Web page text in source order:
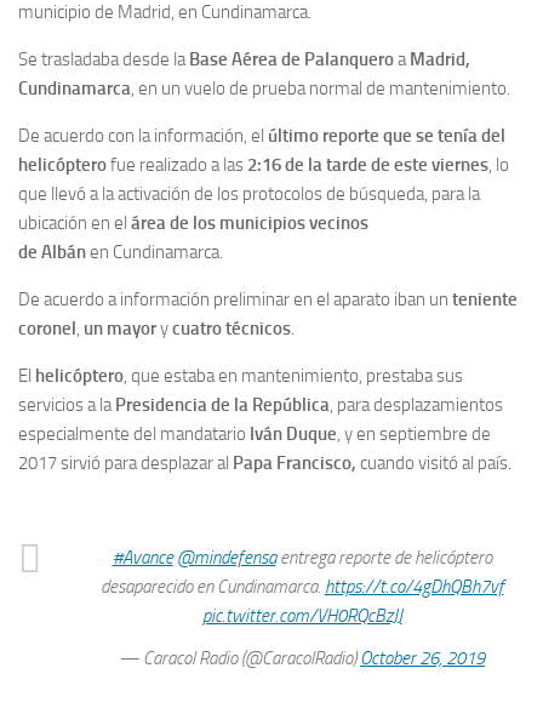
municipio de Madrid, en Cundinamarca.
Se trasladaba desde laBase Aérea de PalanqueroaMadrid,
Cundinamarca, en un vuelo de prueba normal de mantenimiento.
De acuerdo con la información, el último reporte que se tenía del
helicópterofue realizado a las 2:16 de la tarde de este viernes, lo
que llevó a la activación de los protocolos de búsqueda, para la
ubicación en el área de los municipios vecinos
de Albánen Cundinamarca.
De acuerdo a información preliminar en el aparato iban un teniente
coronel, un mayorycuatro técnicos.
El helicóptero, que estaba en mantenimiento, prestaba sus
servicios a laPresidencia de la República, para desplazamientos
especialmente del mandatario Iván Duque, y en septiembre de
2017 sirvió para desplazar al Papa Francisco, cuando visitó al país.
#Avance @mindefensaentrega reporte de helicóptero
desaparecido en Cundinamarca. https://t.co/4gDhQBh7vf
pic.twitter.com/VH0RQcBzJJ
— Caracol Radio (@CaracolRadio)October 26, 2019